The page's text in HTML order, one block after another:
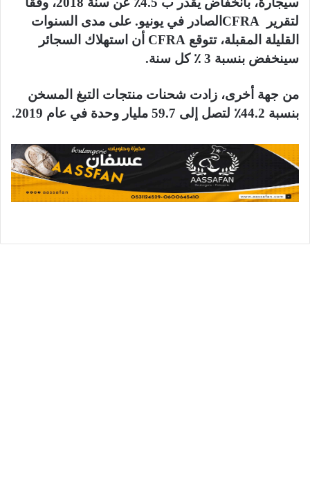
لتقرير CFRAالصادر في يونيو. على مدى السنوات
القليلة المقبلة، تتوقع CFRA أن استهلاك السجائر
سينخفض بنسبة 3 ٪ كل سنة.
من جهة أخرى، زادت شحنات منتجات التبغ المسخن
بنسبة 44.2٪ لتصل إلى 59.7 مليار وحدة في عام 2019.